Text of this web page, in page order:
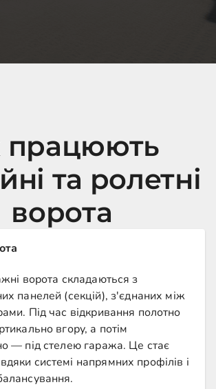
працюють
та ролетні
ворота
ворота складаються з
панелей (секцій), з'єднаних між
Під час відкривання полотно
вгору, а потім
— під стелею гаража. Це стає
системі напрямних профілів і